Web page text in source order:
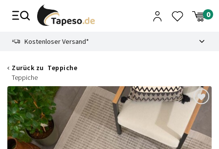
Zusammenbruch
Kostenloser Versand*
Zurück zu Teppiche
Teppiche